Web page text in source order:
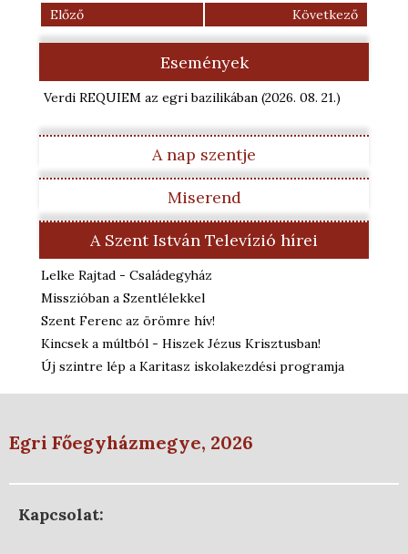
Előző
Következő
Események
Verdi REQUIEM az egri bazilikában (2026. 08. 21.)
A nap szentje
Miserend
A Szent István Televízió hírei
Lelke Rajtad - Családegyház
Misszióban a Szentlélekkel
Szent Ferenc az örömre hív!
Kincsek a múltból - Hiszek Jézus Krisztusban!
Új szintre lép a Karitasz iskolakezdési programja
Egri Főegyházmegye, 2026
Kapcsolat: